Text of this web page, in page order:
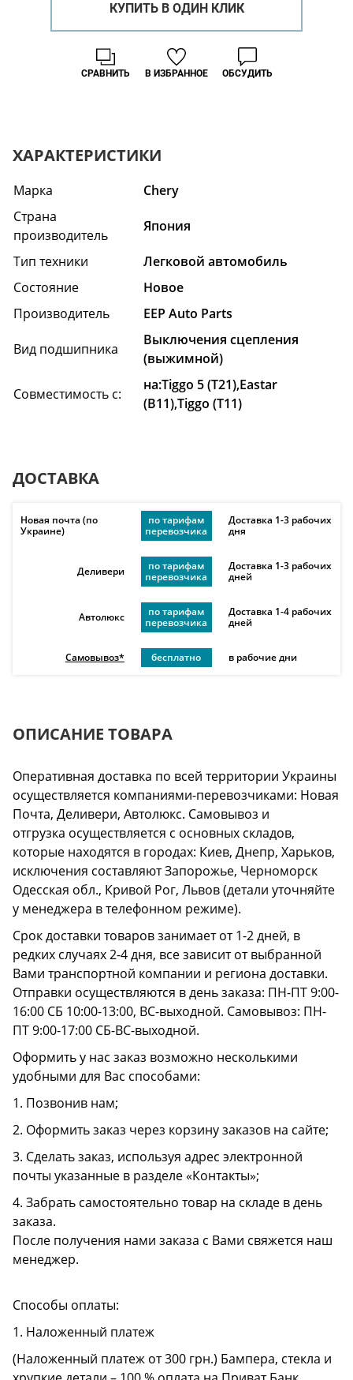
КУПИТЬ В ОДИН КЛИК
В ИЗБРАННОЕ
СРАВНИТЬ ОБСУДИТЬ
ХАРАКТЕРИСТИКИ
Марка
Chery
Страна
производитель
Япония
Тип техники
Легковой автомобиль
Состояние
Hовое
Производитель
EEP Auto Parts
Вид подшипника
Выключения сцепления
(выжимной)
Совместимость с:
на:Tiggo 5 (T21),Eastar
(B11),Tiggo (T11)
ДОСТАВКА
Новая почта (по
Украине)
по тарифам
перевозчика
Доставка 1-3 рабочих
дня
Деливери
по тарифам
перевозчика
Доставка 1-3 рабочих
дней
Автолюкс
по тарифам
перевозчика
Доставка 1-4 рабочих
дней
Самовывоз* бесплатно в рабочие дни
ОПИСАНИЕ ТОВАРА
Оперативная доставка по всей территории Украины
осуществляется компаниями-перевозчиками: Новая
Почта, Деливери, Автолюкс. Самовывоз и
отгрузка осуществляется с основных складов,
которые находятся в городах: Киев, Днепр, Харьков,
исключения составляют Запорожье, Черноморск
Одесская обл., Кривой Рог, Львов (детали уточняйте
у менеджера в телефонном режиме).
Срок доставки товаров занимает от 1-2 дней, в
редких случаях 2-4 дня, все зависит от выбранной
Вами транспортной компании и региона доставки.
Отправки осуществляются в день заказа: ПН-ПТ 9:00-
16:00 СБ 10:00-13:00, ВС-выходной. Самовывоз: ПН-
ПТ 9:00-17:00 СБ-ВС-выходной.
Оформить у нас заказ возможно несколькими
удобными для Вас способами:
1. Позвонив нам;
2. Оформить заказ через корзину заказов на сайте;
3. Сделать заказ, используя адрес электронной
почты указанные в разделе «Контакты»;
4. Забрать самостоятельно товар на складе в день
заказа.
После получения нами заказа с Вами свяжется наш
менеджер.
Способы оплаты:
1. Наложенный платеж
(Наложенный платеж от 300 грн.) Бампера, стекла и